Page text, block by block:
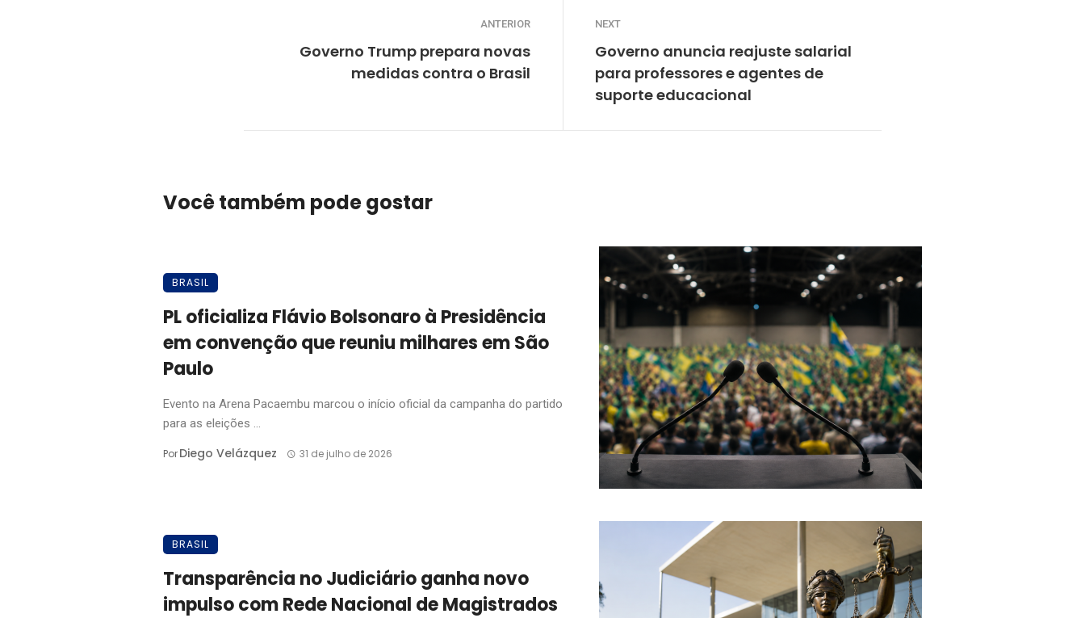
ANTERIOR
Governo Trump prepara novas
medidas contra o Brasil
NEXT
Governo anuncia reajuste salarial
para professores e agentes de
suporte educacional
Você também pode gostar
BRASIL
PL oficializa Flávio Bolsonaro à Presidência
em convenção que reuniu milhares em São
Paulo
Evento na Arena Pacaembu marcou o início oficial da campanha do partido
para as eleições ...
PorDiego Velázquez 31 de julho de 2026
BRASIL
Transparência no Judiciário ganha novo
impulso com Rede Nacional de Magistrados